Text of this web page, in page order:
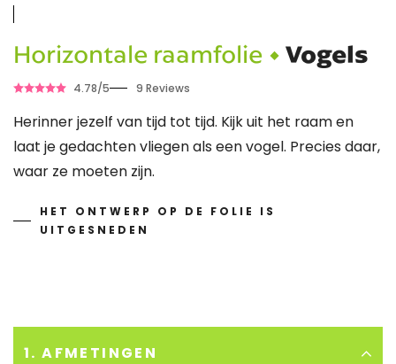
Horizontale raamfolie • Vogels
4.78/5 9 Reviews
Herinner jezelf van tijd tot tijd. Kijk uit het raam en
laat je gedachten vliegen als een vogel. Precies daar,
waar ze moeten zijn.
HET ONTWERP OP DE FOLIE IS
UITGESNEDEN
1. AFMETINGEN